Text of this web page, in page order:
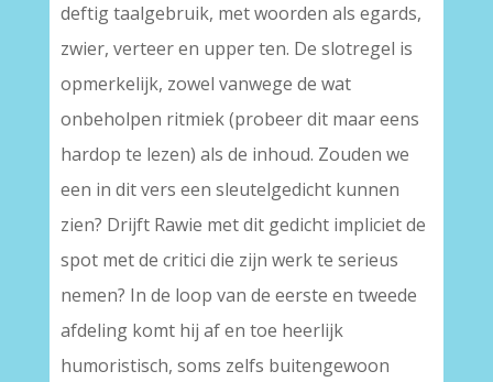
deftig taalgebruik, met woorden als egards,
zwier, verteer en upper ten. De slotregel is
opmerkelijk, zowel vanwege de wat
onbeholpen ritmiek (probeer dit maar eens
hardop te lezen) als de inhoud. Zouden we
een in dit vers een sleutelgedicht kunnen
zien? Drijft Rawie met dit gedicht impliciet de
spot met de critici die zijn werk te serieus
nemen? In de loop van de eerste en tweede
afdeling komt hij af en toe heerlijk
humoristisch, soms zelfs buitengewoon